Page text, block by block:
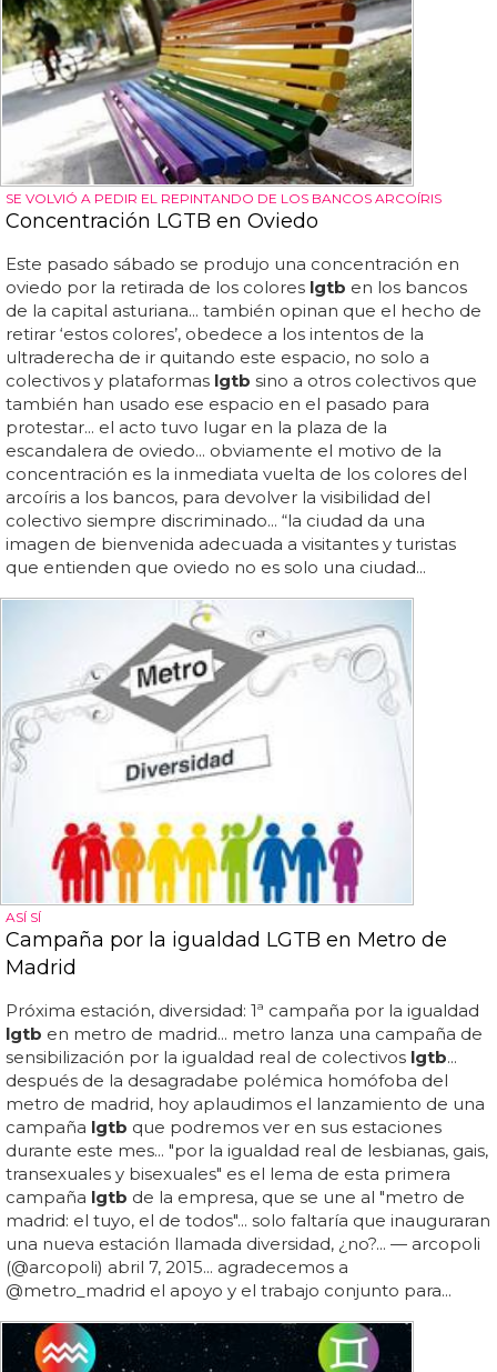
SE VOLVIÓ A PEDIR EL REPINTANDO DE LOS BANCOS ARCOÍRIS
Concentración LGTB en Oviedo
Este pasado sábado se produjo una concentración en
oviedo por la retirada de los colores lgtb en los bancos
de la capital asturiana... también opinan que el hecho de
retirar ‘estos colores’, obedece a los intentos de la
ultraderecha de ir quitando este espacio, no solo a
colectivos y plataformas lgtb sino a otros colectivos que
también han usado ese espacio en el pasado para
protestar... el acto tuvo lugar en la plaza de la
escandalera de oviedo... obviamente el motivo de la
concentración es la inmediata vuelta de los colores del
arcoíris a los bancos, para devolver la visibilidad del
colectivo siempre discriminado... “la ciudad da una
imagen de bienvenida adecuada a visitantes y turistas
que entienden que oviedo no es solo una ciudad...
ASÍ SÍ
Campaña por la igualdad LGTB en Metro de
Madrid
Próxima estación, diversidad: 1ª campaña por la igualdad
lgtb en metro de madrid... metro lanza una campaña de
sensibilización por la igualdad real de colectivos lgtb...
después de la desagradabe polémica homófoba del
metro de madrid, hoy aplaudimos el lanzamiento de una
campaña lgtb que podremos ver en sus estaciones
durante este mes... "por la igualdad real de lesbianas, gais,
transexuales y bisexuales" es el lema de esta primera
campaña lgtb de la empresa, que se une al "metro de
madrid: el tuyo, el de todos"... solo faltaría que inauguraran
una nueva estación llamada diversidad, ¿no?... — arcopoli
(@arcopoli) abril 7, 2015... agradecemos a
@metro_madrid el apoyo y el trabajo conjunto para...